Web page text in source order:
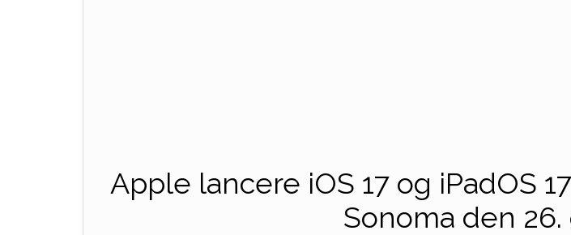
Apple lancere iOS 17 og iPadOS
Sonoma den